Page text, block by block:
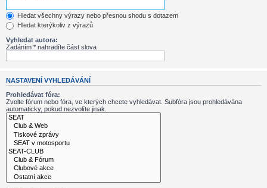
Hledat všechny výrazy nebo přesnou shodu s dotazem
Hledat kterýkoliv z výrazů
Vyhledat autora:
Zadáním * nahradíte část slova
NASTAVENÍ VYHLEDÁVÁNÍ
Prohledávat fóra:
Zvolte fórum nebo fóra, ve kterých chcete vyhledávat. Subfóra jsou prohledávána
automaticky, pokud nezvolíte jinak.